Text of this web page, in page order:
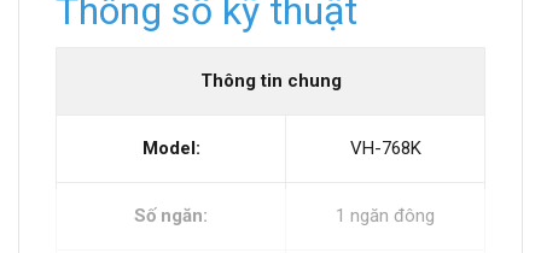
Thông số kỹ thuật
Thông tin chung
Model: VH-768K
Số ngăn: 1 ngăn đông